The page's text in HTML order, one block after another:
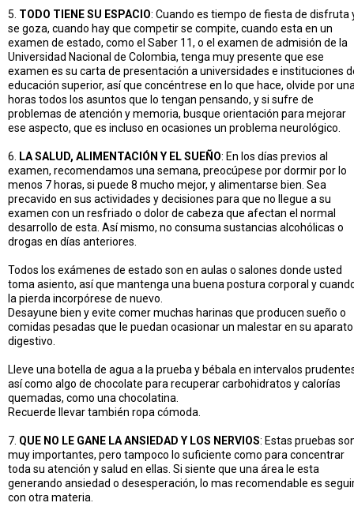
5. TODO TIENE SU ESPACIO: Cuando es tiempo de fiesta de disfruta
se goza, cuando hay que competir se compite, cuando esta en un
examen de estado, como el Saber 11, o el examen de admisión de la
Universidad Nacional de Colombia, tenga muy presente que ese
examen es su carta de presentación a universidades e instituciones
educación superior, así que concéntrese en lo que hace, olvide por
horas todos los asuntos que lo tengan pensando, y si sufre de
problemas de atención y memoria, busque orientación para mejorar
ese aspecto, que es incluso en ocasiones un problema neurológico.
6. LA SALUD, ALIMENTACIÓN Y EL SUEÑO: En los días previos al
examen, recomendamos una semana, preocúpese por dormir por lo
menos 7 horas, si puede 8 mucho mejor, y alimentarse bien. Sea
precavido en sus actividades y decisiones para que no llegue a su
examen con un resfriado o dolor de cabeza que afectan el normal
desarrollo de esta. Así mismo, no consuma sustancias alcohólicas o
drogas en días anteriores.
Todos los exámenes de estado son en aulas o salones donde usted
toma asiento, así que mantenga una buena postura corporal y
la pierda incorpórese de nuevo.
Desayune bien y evite comer muchas harinas que producen sueño o
comidas pesadas que le puedan ocasionar un malestar en su aparato
digestivo.
Lleve una botella de agua a la prueba y bébala en intervalos
así como algo de chocolate para recuperar carbohidratos y calorías
quemadas, como una chocolatina.
Recuerde llevar también ropa cómoda.
7. QUE NO LE GANE LA ANSIEDAD Y LOS NERVIOS: Estas pruebas
muy importantes, pero tampoco lo suficiente como para concentrar
toda su atención y salud en ellas. Si siente que una área le esta
generando ansiedad o desesperación, lo mas recomendable es
con otra materia.